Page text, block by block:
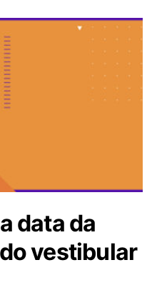
data da
vestibular